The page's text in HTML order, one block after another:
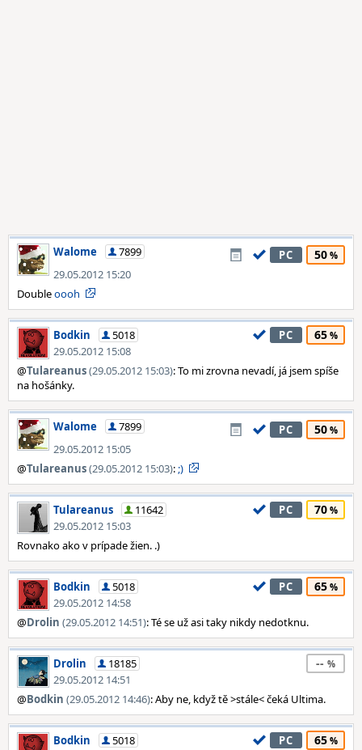
Walome
7899
29.05.2012 15:20
PC 50
Doubleoooh
Bodkin
5018
29.05.2012 15:08
PC 65
@Tulareanus(29.05.2012 15:03): To mi zrovna nevadí, já jsem spíše
na hošánky.
Walome
7899
29.05.2012 15:05
PC 50
@Tulareanus(29.05.2012 15:03): ;)
Tulareanus
11642
29.05.2012 15:03
PC 70
Rovnako ako v prípade žien. .)
Bodkin
5018
29.05.2012 14:58
PC 65
@Drolin (29.05.2012 14:51): Té se už asi taky nikdy nedotknu.
Drolin
18185
29.05.2012 14:51
--
@Bodkin (29.05.2012 14:46): Aby ne, když tě >stále< čeká Ultima.
Bodkin
5018
PC 65